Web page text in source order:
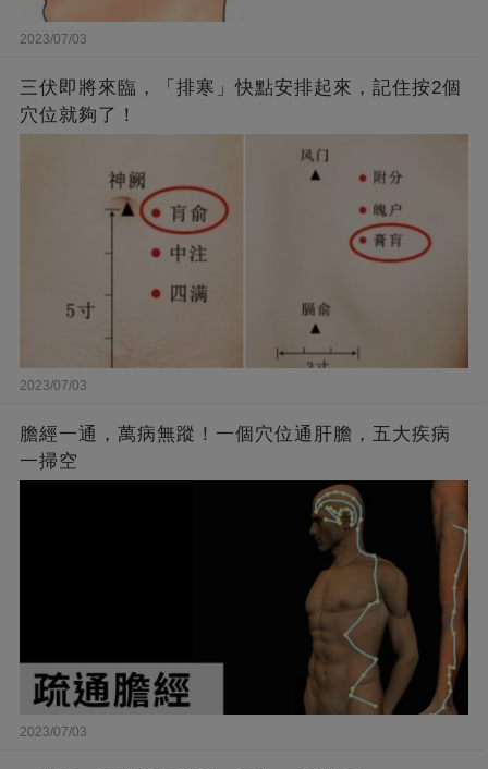
2023/07/03
三伏即將來臨，「排寒」快點安排起來，記住按2個
穴位就夠了！
2023/07/03
膽經一通，萬病無蹤！一個穴位通肝膽，五大疾病
一掃空
2023/07/03